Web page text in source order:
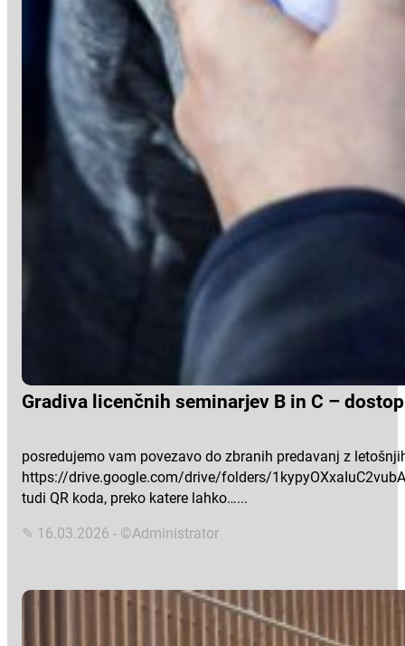
Gradiva licenčnih seminarjev B in C –
posredujemo vam povezavo do zbranih predavanj z
https://drive.google.com/drive/folders/
tudi QR koda, preko katere lahko…...
✎ 16.03.2026 - ©Administrator